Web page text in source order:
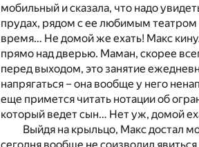
мобильный и сказала, что надо
прудах, рядом с ее любимым театром
время… Не домой же ехать! Макс
прямо над дверью. Маман, скорее
перед выходом, это занятие
напрягаться – она вообще у него
еще примется читать нотации об
который ведет сын… Нет уж, домой
Выйдя на крыльцо, Макс достал